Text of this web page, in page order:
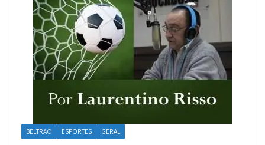
BELTRÃO ESPORTES GERAL